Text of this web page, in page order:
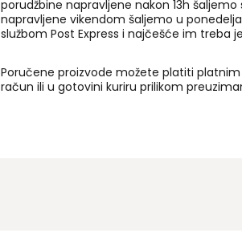
porudžbine napravljene nakon 13h šaljemo
napravljene vikendom šaljemo u
službom Post Express i najčešće im treba
Poručene proizvode možete platiti
račun ili u gotovini kuriru prilikom